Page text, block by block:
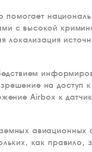
помогает
с высокой
локализация
на доступ
Airbox к
авиационных
как правило,